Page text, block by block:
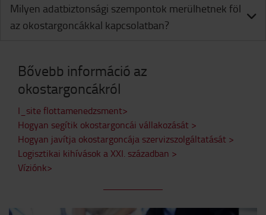
Milyen adatbiztonsági szempontok merülhetnek föl
az okostargoncákkal kapcsolatban?
Bővebb információ az
okostargoncákról
I_site flottamenedzsment>
Hogyan segítik okostargoncái vállakozását >
Hogyan javítja okostargoncája szervizszolgáltatását >
Logisztikai kihívások a XXI. században >
Víziónk>